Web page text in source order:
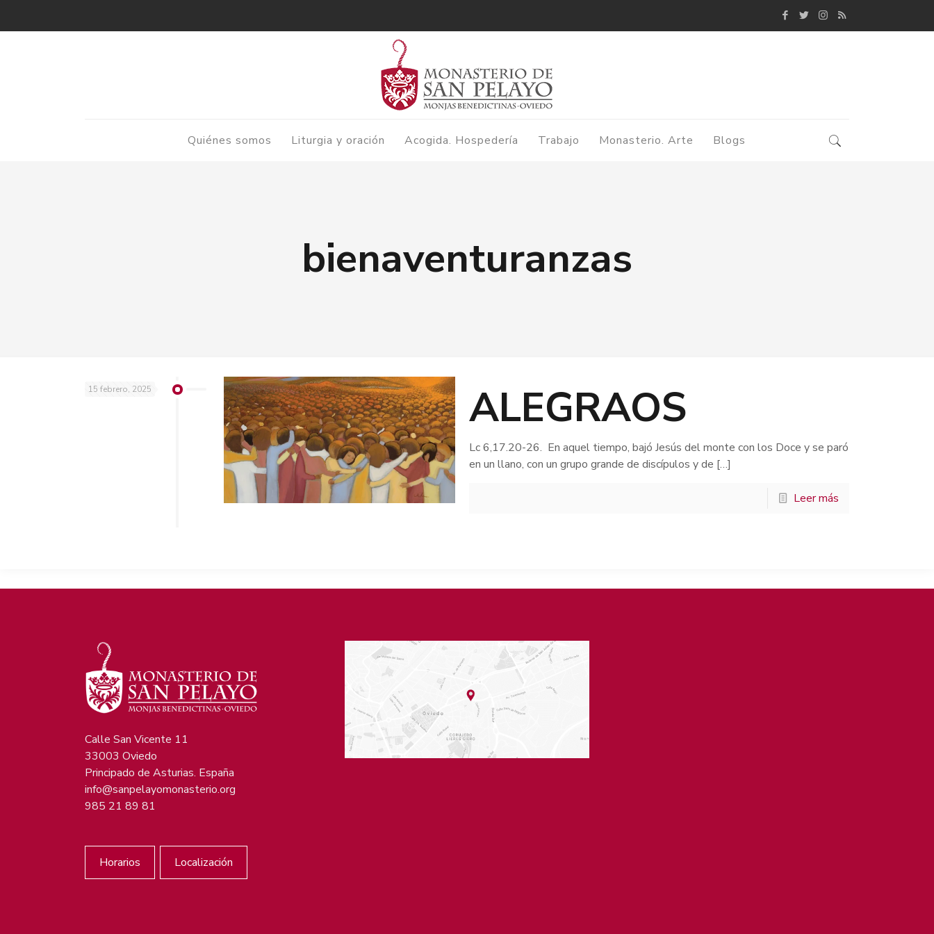
Quiénes somos Liturgia y oración Acogida. Hospedería Trabajo Monasterio. Arte Blogs
bienaventuranzas
15 febrero, 2025 ALEGRAOS
Lc 6,17.20-26. En aquel tiempo, bajó Jesús del monte con los Doce y se paró
en un llano, con un grupo grande de discípulos y de […]
Leer más
Calle San Vicente 11
33003 Oviedo
Principado de Asturias. España
info@sanpelayomonasterio.org
985 21 89 81
Horarios Localización